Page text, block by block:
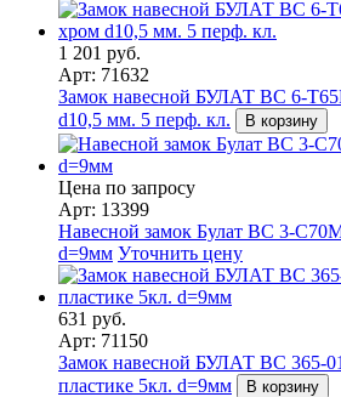
1 201 руб.
Арт: 71632
Замок навесной БУЛАТ ВС 6-
d10,5 мм. 5 перф. кл.
В корзину
Цена по запросу
Арт: 13399
Навесной замок Булат ВС 3-
d=9мм Уточнить цену
631 руб.
Арт: 71150
Замок навесной БУЛАТ ВС 365-
пластике 5кл. d=9мм
В корзину